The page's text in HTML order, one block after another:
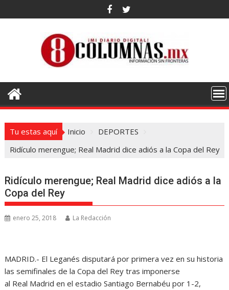
al
Tu estas aquí Inicio
DEPORTES
Ridículo merengue; Real Madrid dice adiós a la Copa del Rey
Ridículo merengue; Real Madrid dice adiós a la
Copa del Rey
enero 25, 2018 La Redacción
MADRID.- El Leganés disputará por primera vez en su historia
las semifinales de la Copa del Rey tras imponerse
al Real Madrid en el estadio Santiago Bernabéu por 1-2,